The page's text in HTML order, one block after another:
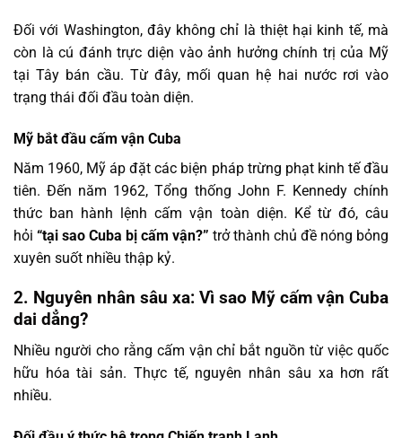
Đối với Washington, đây không chỉ là thiệt hại kinh tế, mà
còn là cú đánh trực diện vào ảnh hưởng chính trị của Mỹ
tại Tây bán cầu. Từ đây, mối quan hệ hai nước rơi vào
trạng thái đối đầu toàn diện.
Mỹ bắt đầu cấm vận Cuba
Năm 1960, Mỹ áp đặt các biện pháp trừng phạt kinh tế đầu
tiên. Đến năm 1962, Tổng thống John F. Kennedy chính
thức ban hành lệnh cấm vận toàn diện. Kể từ đó, câu
hỏi “tại sao Cuba bị cấm vận?” trở thành chủ đề nóng bỏng
xuyên suốt nhiều thập kỷ.
2. Nguyên nhân sâu xa: Vì sao Mỹ cấm vận Cuba
dai dẳng?
Nhiều người cho rằng cấm vận chỉ bắt nguồn từ việc quốc
hữu hóa tài sản. Thực tế, nguyên nhân sâu xa hơn rất
nhiều.